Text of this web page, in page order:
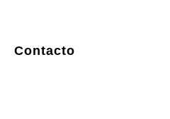
Contacto